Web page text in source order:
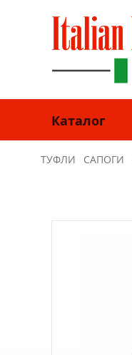
Каталог
ТУФЛИ САПОГИ